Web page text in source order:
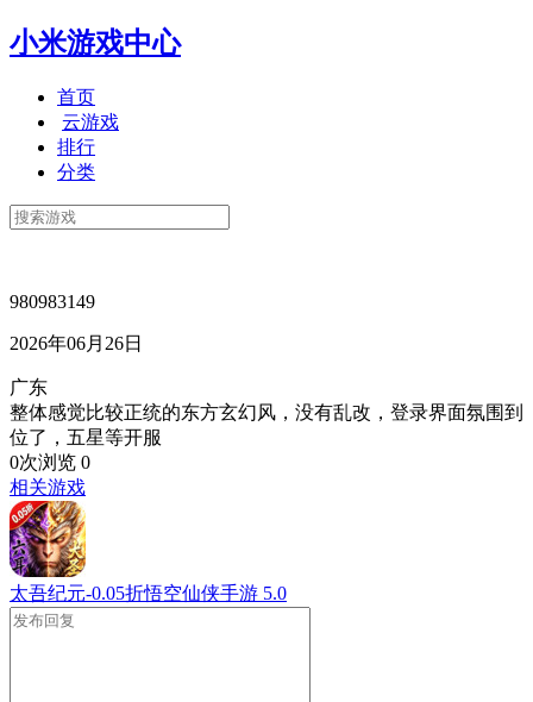
小米游戏中心
首页
云游戏
排行
分类
980983149
2026年06月26日
广东
整体感觉比较正统的东方玄幻风，没有乱改，登录界面氛围到
位了，五星等开服
0次浏览 0
相关游戏
太吾纪元-0.05折悟空仙侠手游 5.0